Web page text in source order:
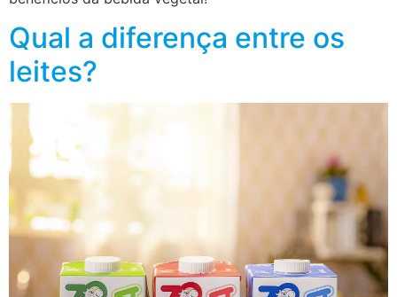
Qual a diferença entre os
leites?